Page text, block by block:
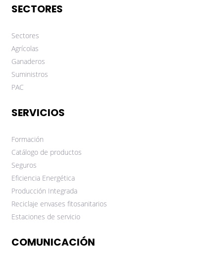
SECTORES
Sectores
Agrícolas
Ganaderos
Suministros
PAC
SERVICIOS
Formación
Catálogo de productos
Seguros
Eficiencia Energética
Producción Integrada
Reciclaje envases fitosanitarios
Estaciones de servicio
COMUNICACIÓN